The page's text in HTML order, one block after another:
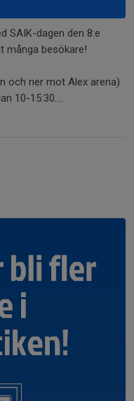
SAIK-dagen den 8:e
många besökare!
och ner mot Alex arena)
10-15:30....